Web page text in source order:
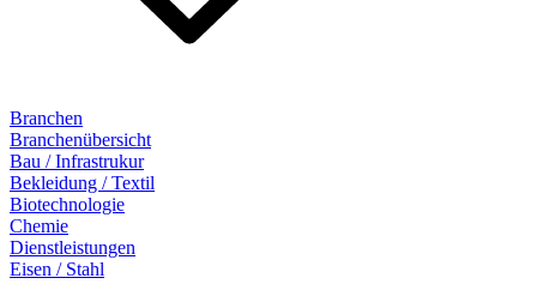
Branchen
Branchenübersicht
Bau / Infrastrukur
Bekleidung / Textil
Biotechnologie
Chemie
Dienstleistungen
Eisen / Stahl